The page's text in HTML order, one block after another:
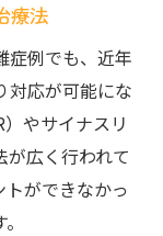
療法
症例でも、近年
対応が可能にな
やサイナスリ
が広く行われて
ができなかっ